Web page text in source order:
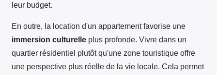
leur budget.
En outre, la location d'un appartement favorise une
immersion culturelle plus profonde. Vivre dans un
quartier résidentiel plutôt qu'une zone touristique offre
une perspective plus réelle de la vie locale. Cela permet